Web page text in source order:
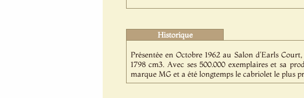
Historique
Présentée en Octobre 1962 au Salon d'Earls
1798 cm3. Avec ses 500.000 exemplaires et sa
marque MG et a été longtemps le cabriolet le plus